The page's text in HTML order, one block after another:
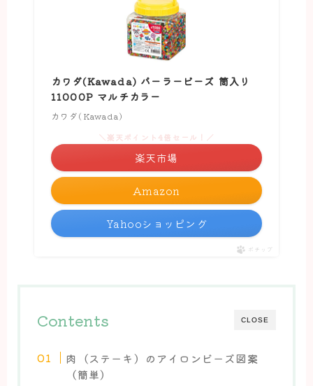
カワダ(Kawada) パーラービーズ 筒入り
11000P マルチカラー
カワダ(Kawada)
Amazon
＼楽天ポイント4倍セール！／
楽天市場
Yahooショッピング
ポチップ
CLOSE
Contents
肉（ステーキ）のアイロンビーズ図案
（簡単）